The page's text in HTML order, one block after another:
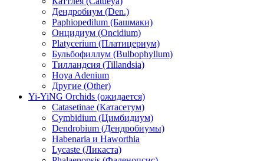
Дендробиум (Den.)
Paphiopedilum (Башмаки)
Онцидиум (Oncidium)
Platycerium (Платицериум)
Бульбофиллум (Bulbophyllum)
Тилландсия (Tillandsia)
Hoya Adenium
Другие (Other)
Yi-YiNG Orchids (ожидается)
Catasetinae (Катасетум)
Cymbidium (Цимбидиум)
Dendrobium (Дендробиумы)
Habenaria и Haworthia
Lycaste (Ликаста)